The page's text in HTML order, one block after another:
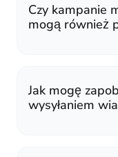
Czy kampanie
mogą również
Jak mogę
wysyłaniem